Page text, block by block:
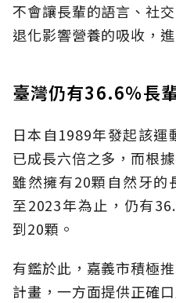
不會讓長輩的語言、社
退化影響營養的吸收，
臺灣仍有36.6％長
日本自1989年發起該
已成長六倍之多，而根
雖然擁有20顆自然牙的
至2023年為止，仍有
到20顆。
有鑑於此，嘉義市積極
計畫，一方面提供正確